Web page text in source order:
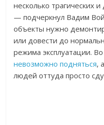
несколько трагических
— подчеркнул Вадим
объекты нужно
или довести до
режима эксплуатации.
невозможно подняться,
людей оттуда просто